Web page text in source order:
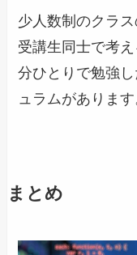
少人数制のクラ
受講生同士で考
分ひとりで勉強
ュラムがあります
まとめ